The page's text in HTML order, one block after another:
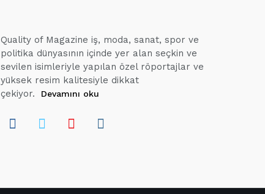
Quality of Magazine iş, moda, sanat, spor ve
politika dünyasının içinde yer alan seçkin ve
sevilen isimleriyle yapılan özel röportajlar ve
yüksek resim kalitesiyle dikkat
çekiyor.
Devamını oku